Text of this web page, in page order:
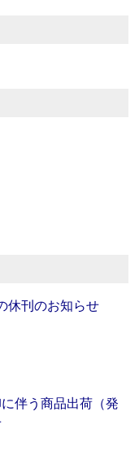
休刊のお知らせ
伴う商品出荷（発